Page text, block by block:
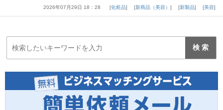
2026年07月29日 18：28 化粧品 新商品（美容） 新製品 美容